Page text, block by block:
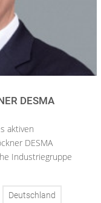
DESMA
aktiven
DESMA
Industriegruppe
Deutschland